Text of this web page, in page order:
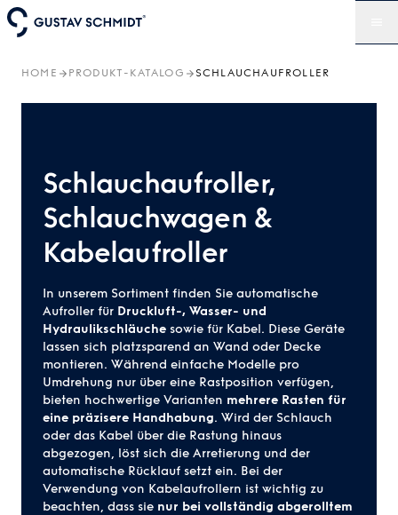
HOME PRODUKT-KATALOG SCHLAUCHAUFROLLER
Schlauchaufroller,
Schlauchwagen &
Kabelaufroller
In unserem Sortiment finden Sie automatische
Aufroller für Druckluft-, Wasser- und
Hydraulikschläuche sowie für Kabel. Diese Geräte
lassen sich platzsparend an Wand oder Decke
montieren. Während einfache Modelle pro
Umdrehung nur über eine Rastposition verfügen,
bieten hochwertige Varianten mehrere Rasten für
eine präzisere Handhabung. Wird der Schlauch
oder das Kabel über die Rastung hinaus
abgezogen, löst sich die Arretierung und der
automatische Rücklauf setzt ein. Bei der
Verwendung von Kabelaufrollern ist wichtig zu
beachten, dass sie nur bei vollständig abgerolltem